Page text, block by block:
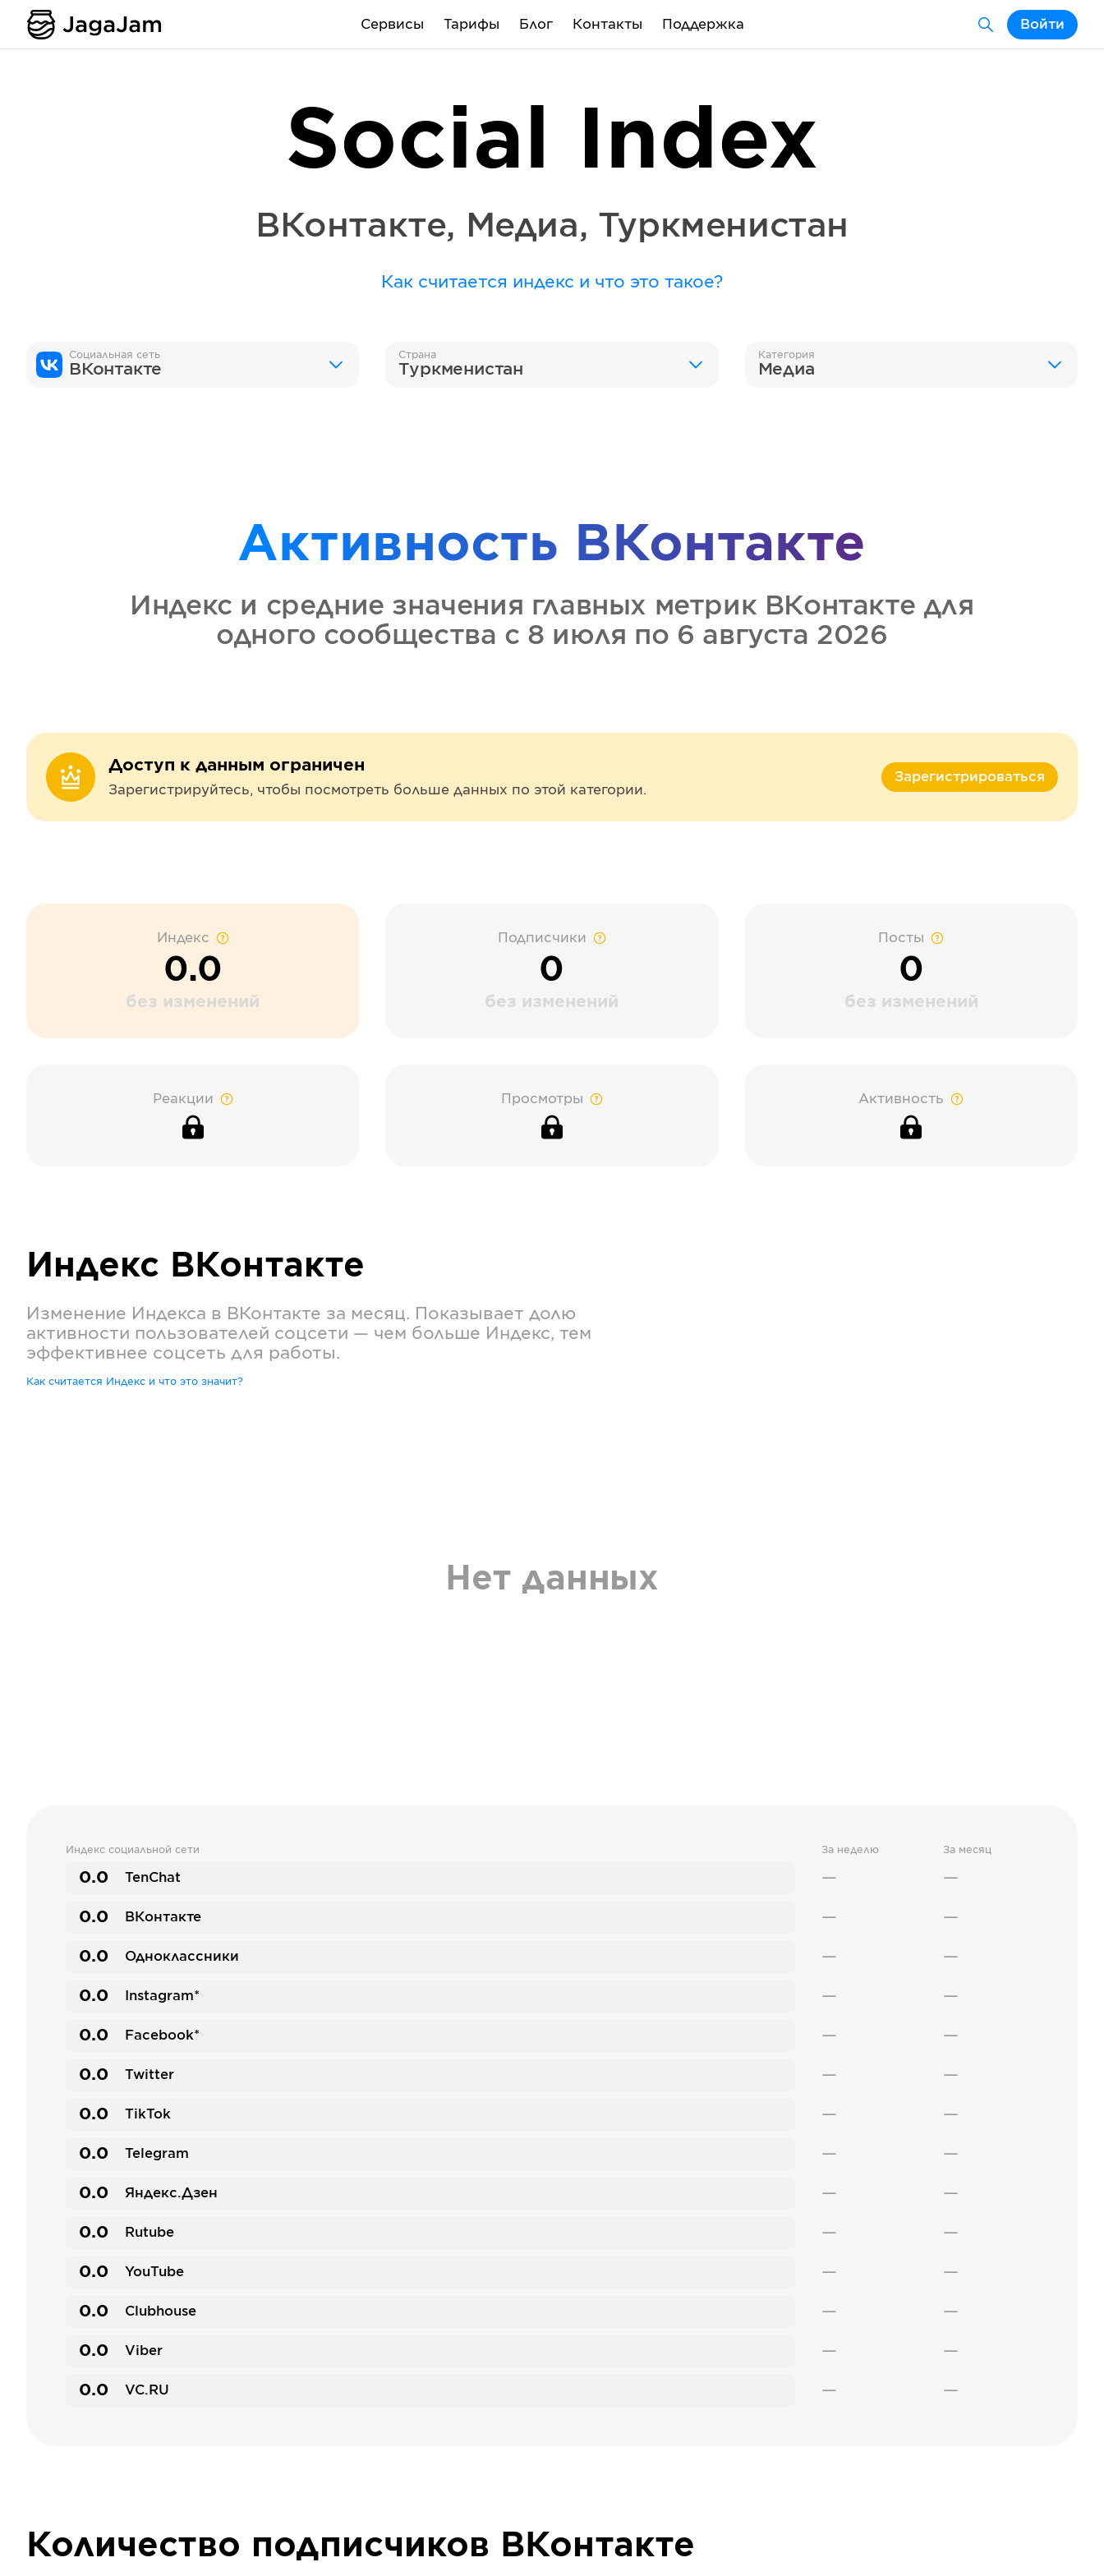
Сервисы Тарифы Блог Контакты Поддержка Войти
Social Index
ВКонтакте, Медиа, Туркменистан
Как считается индекс и что это такое?
Социальная сеть
ВКонтакте
Страна
Туркменистан
Категория
Медиа
Активность ВКонтакте
Индекс и средние значения главных метрик ВКонтакте для
одного сообщества с 8 июля по 6 августа 2026
Доступ к данным ограничен
Зарегистрируйтесь, чтобы посмотреть больше данных по этой категории.
Зарегистрироваться
Индекс
0.0
без изменений
Подписчики
0
без изменений
Посты
0
без изменений
Реакции Просмотры Активность
Индекс ВКонтакте
Изменение Индекса в ВКонтакте за месяц. Показывает долю
активности пользователей соцсети — чем больше Индекс, тем
эффективнее соцсеть для работы.
Как считается Индекс и что это значит?
Нет данных
Индекс социальной сети За неделю За месяц
0.0 TenChat — —
0.0 ВКонтакте — —
0.0 Одноклассники — —
0.0 Instagram* — —
0.0 Facebook* — —
0.0 Twitter — —
0.0 TikTok — —
0.0 Telegram — —
0.0 Яндекс.Дзен — —
0.0 Rutube — —
0.0 YouTube — —
0.0 Clubhouse — —
0.0 Viber — —
0.0 VC.RU — —
Количество подписчиков ВКонтакте